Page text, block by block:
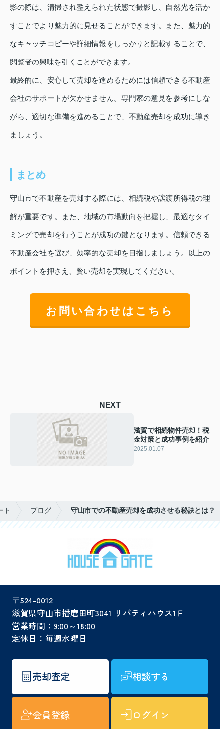
影の際は、清掃され整えられた状態で撮影し、自然光を活か
すことでより魅力的に見せることができます。また、魅力的
なキャッチコピーや詳細情報をしっかりと記載することで、
閲覧者の興味を引くことができます。
最終的に、安心して売却を進めるためには信頼できる不動産
会社のサポートが欠かせません。専門家の意見を参考にしな
がら、適切な準備を進めることで、不動産売却を成功に導き
ましょう。
まとめ
守山市で不動産を売却する際には、相続税や譲渡所得税の理
解が重要です。また、地域の市場動向を把握し、最適なタイ
ミングで売却を行うことが成功の鍵となります。信頼できる
不動産会社を選び、効率的な売却を目指しましょう。以上の
ポイントを押さえ、賢い売却を実現してください。
お問い合わせはこちら
NEXT
滋賀で相続物件売却！税
金対策と成功事例を紹介
2025.01.07
ト ブログ 守山市での不動産売却を成功させる秘訣とは？
〒524-0012
滋賀県守山市播磨田町3041 リバティハウス1Ｆ
営業時間：9:00～18:00
定休日：毎週水曜日
売却査定 相談する
会員登録 ログイン